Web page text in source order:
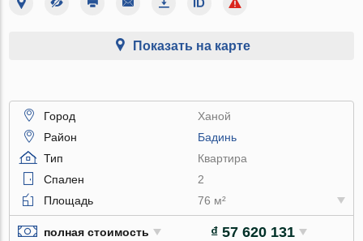
Показать на карте
Город
Ханой
Район
Бадинь
Тип
Квартира
Спален
2
Площадь
76 м²
полная стоимость ₫ 57 620 131